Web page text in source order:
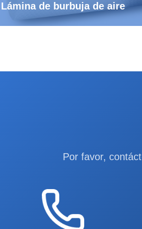
Lámina de burbuja de aire
Por favor,